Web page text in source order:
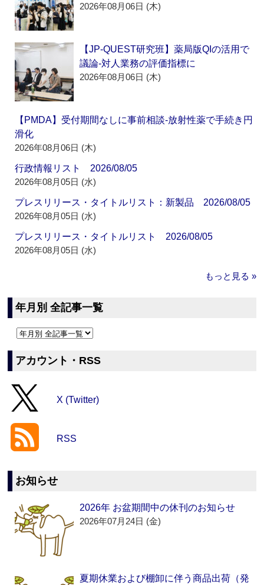
2026年08月06日 (木)
【JP-QUEST研究班】薬局版QIの活用で
議論‐対人業務の評価指標に
2026年08月06日 (木)
【PMDA】受付期間なしに事前相談‐放射性薬で手続き円
滑化
2026年08月06日 (木)
行政情報リスト 2026/08/05
2026年08月05日 (水)
プレスリリース・タイトルリスト：新製品 2026/08/05
2026年08月05日 (水)
プレスリリース・タイトルリスト 2026/08/05
2026年08月05日 (水)
もっと見る »
年月別 全記事一覧
アカウント・RSS
X (Twitter)
RSS
お知らせ
2026年 お盆期間中の休刊のお知らせ
2026年07月24日 (金)
夏期休業および棚卸に伴う商品出荷（発